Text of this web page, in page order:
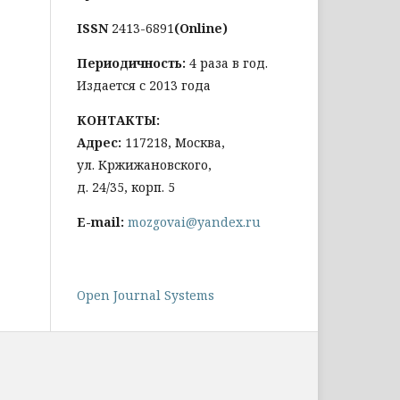
ISSN 2413-6891(Online)
Периодичность: 4 раза в год.
Издается с 2013 года
КОНТАКТЫ:
Адрес: 117218, Москва,
ул. Кржижановского,
д. 24/35, корп. 5
E-mail: mozgovai@yandex.ru
Open Journal Systems